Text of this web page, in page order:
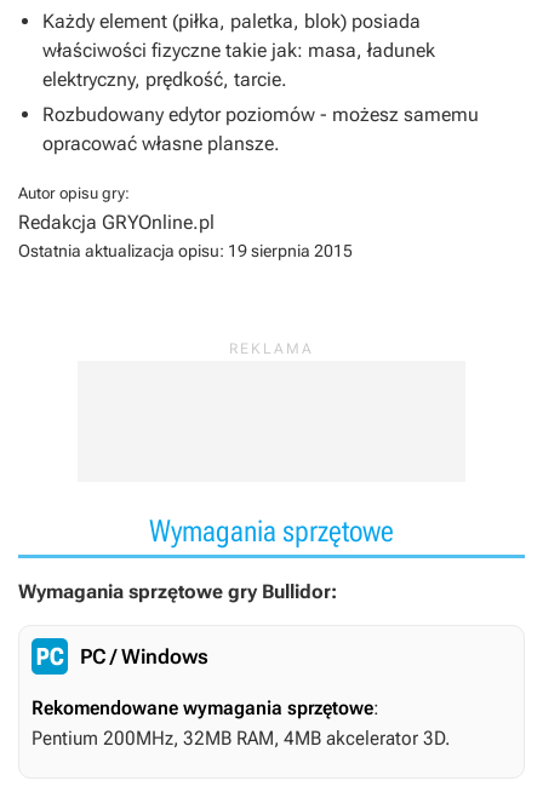
Każdy element (piłka, paletka, blok) posiada
właściwości fizyczne takie jak: masa, ładunek
elektryczny, prędkość, tarcie.
Rozbudowany edytor poziomów - możesz samemu
opracować własne plansze.
Autor opisu gry:
Redakcja GRYOnline.pl
Ostatnia aktualizacja opisu: 19 sierpnia 2015
Wymagania sprzętowe
Wymagania sprzętowe gry Bullidor:
PC / Windows
Rekomendowane wymagania sprzętowe:
Pentium 200MHz, 32MB RAM, 4MB akcelerator 3D.